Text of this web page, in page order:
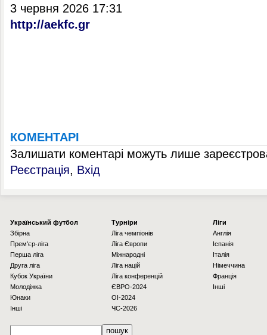
3 червня 2026 17:31
http://aekfc.gr
КОМЕНТАРІ
Залишати коментарі можуть лише
Реєстрація, Вхід
Українcький футбол
Збірна
Прем'єр-ліга
Перша ліга
Друга ліга
Кубок України
Молодіжка
Юнаки
Інші
Турніри
Ліга чемпіонів
Ліга Європи
Міжнародні
Ліга націй
Ліга конференцій
ЄВРО-2024
OI-2024
ЧС-2026
Ліги
Англія
Іспанія
Італія
Німеччина
Франція
Інші